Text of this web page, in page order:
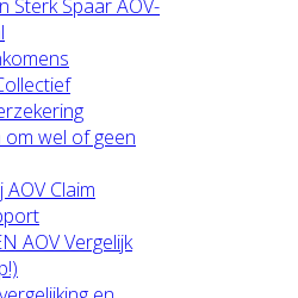
Sterk Spaar AOV-
wel of geen
Claim
AOV Vergelijk